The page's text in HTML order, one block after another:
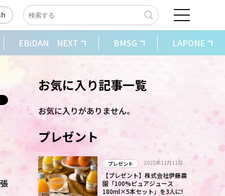
EBiDAN NEXT BMSG LAPONE
お気に入り記事一覧
お気に入りがありません。
プレゼント
プレゼント 2025年11月11日
【プレゼント】株式会社伊藤農
園「100%ピュアジュース
180ml×5本セット」を3人に!